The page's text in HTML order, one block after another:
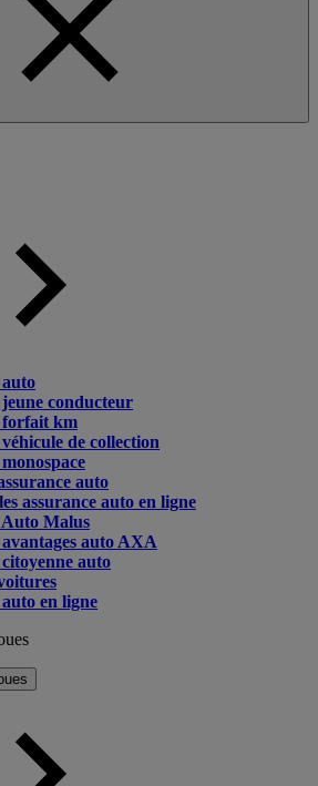
conducteur
forfait km
de collection
auto
assurance auto en ligne
Auto Malus
avantages auto AXA
auto
en ligne